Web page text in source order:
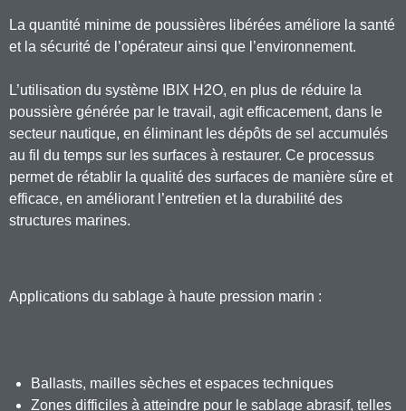
La quantité minime de poussières libérées améliore la santé
et la sécurité de l’opérateur ainsi que l’environnement.
L’utilisation du système IBIX H2O, en plus de réduire la
poussière générée par le travail, agit efficacement, dans le
secteur nautique, en éliminant les dépôts de sel accumulés
au fil du temps sur les surfaces à restaurer. Ce processus
permet de rétablir la qualité des surfaces de manière sûre et
efficace, en améliorant l’entretien et la durabilité des
structures marines.
Applications du sablage à haute pression marin :
Ballasts, mailles sèches et espaces techniques
Zones difficiles à atteindre pour le sablage abrasif, telles